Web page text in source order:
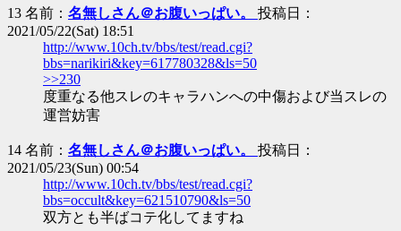
13 名前： 名無しさん＠お腹いっぱい。 投稿日：
2021/05/22(Sat) 18:51
http://www.10ch.tv/bbs/test/read.cgi?
bbs=narikiri&key=617780328&ls=50
>>230
度重なる他スレのキャラハンへの中傷および当スレの
運営妨害
14 名前： 名無しさん＠お腹いっぱい。 投稿日：
2021/05/23(Sun) 00:54
http://www.10ch.tv/bbs/test/read.cgi?
bbs=occult&key=621510790&ls=50
双方とも半ばコテ化してますね